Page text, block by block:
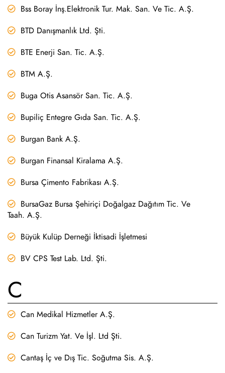
Bss Boray İnş.Elektronik Tur. Mak. San. Ve Tic. A.Ş.
BTD Danışmanlık Ltd. Şti.
BTE Enerji San. Tic. A.Ş.
BTM A.Ş.
Buga Otis Asansör San. Tic. A.Ş.
Bupiliç Entegre Gıda San. Tic. A.Ş.
Burgan Bank A.Ş.
Burgan Finansal Kiralama A.Ş.
Bursa Çimento Fabrikası A.Ş.
BursaGaz Bursa Şehiriçi Doğalgaz Dağıtım Tic. Ve
Taah. A.Ş.
Büyük Kulüp Derneği İktisadi İşletmesi
BV CPS Test Lab. Ltd. Şti.
C
Can Medikal Hizmetler A.Ş.
Can Turizm Yat. Ve İşl. Ltd Şti.
Cantaş İç ve Dış Tic. Soğutma Sis. A.Ş.